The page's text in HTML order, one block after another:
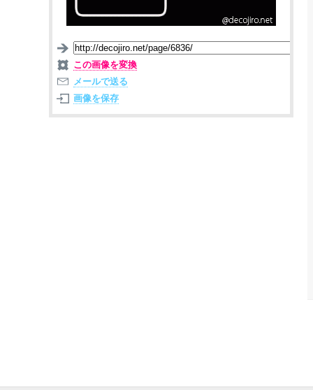
この画像を変換
メールで送る
画像を保存